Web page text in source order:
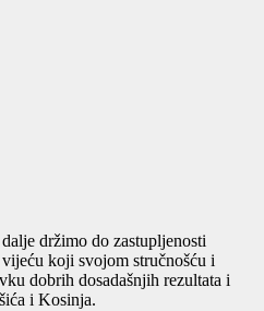
držimo do zastupljenosti
koji svojom stručnošću i
dobrih dosadašnjih rezultata i
i Kosinja.